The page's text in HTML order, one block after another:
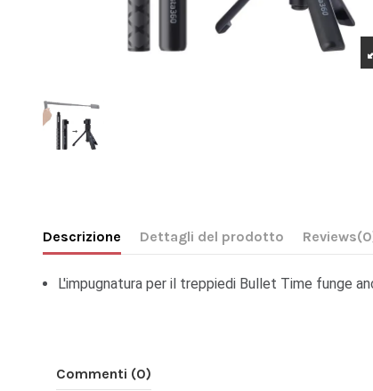
Descrizione Dettagli del prodotto Reviews
L'impugnatura per il treppiedi Bullet Time funge
Commenti (0)